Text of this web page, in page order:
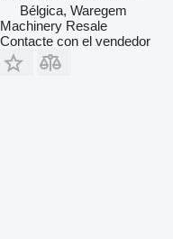
Bélgica, Waregem
Machinery Resale
Contacte con el vendedor